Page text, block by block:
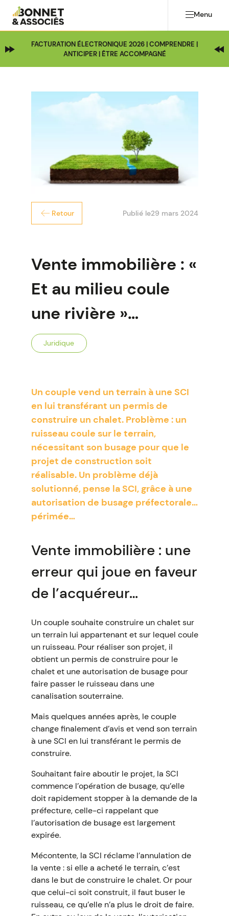
Menu
FACTURATION ÉLECTRONIQUE 2026 | COMPRENDRE |
ANTICIPER | ÊTRE ACCOMPAGNÉ
Retour Publié le29 mars 2024
Vente immobilière : «
Et au milieu coule
une rivière »…
Juridique
Un couple vend un terrain à une SCI
en lui transférant un permis de
construire un chalet. Problème : un
ruisseau coule sur le terrain,
nécessitant son busage pour que le
projet de construction soit
réalisable. Un problème déjà
solutionné, pense la SCI, grâce à une
autorisation de busage préfectorale…
périmée…
Vente immobilière : une
erreur qui joue en faveur
de l’acquéreur…
Un couple souhaite construire un chalet sur
un terrain lui appartenant et sur lequel coule
un ruisseau. Pour réaliser son projet, il
obtient un permis de construire pour le
chalet et une autorisation de busage pour
faire passer le ruisseau dans une
canalisation souterraine.
Mais quelques années après, le couple
change finalement d’avis et vend son terrain
à une SCI en lui transférant le permis de
construire.
Souhaitant faire aboutir le projet, la SCI
commence l’opération de busage, qu’elle
doit rapidement stopper à la demande de la
préfecture, celle-ci rappelant que
l’autorisation de busage est largement
expirée.
Mécontente, la SCI réclame l’annulation de
la vente : si elle a acheté le terrain, c’est
dans le but de construire le chalet. Or pour
que celui-ci soit construit, il faut buser le
ruisseau, ce qu’elle n’a plus le droit de faire.